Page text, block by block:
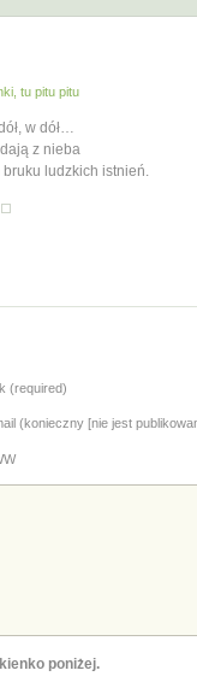
tu pitu pitu
w dół…
z nieba
bruku ludzkich istnień.
(required)
(konieczny [nie jest
poniżej.